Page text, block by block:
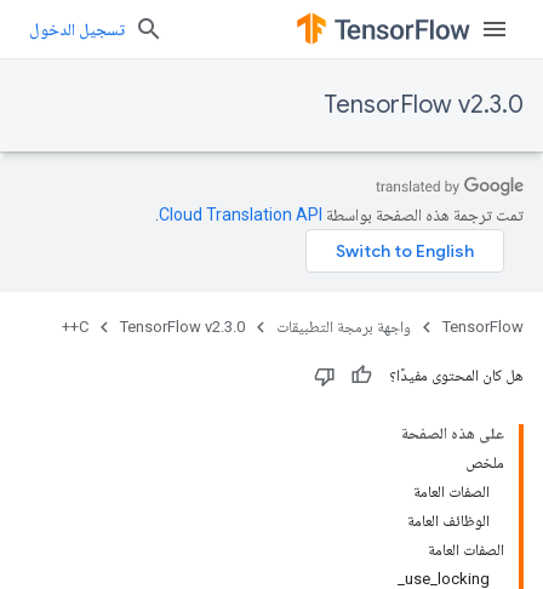
تسجيل الدخول
TensorFlow v2.3.0
تمت ترجمة هذه الصفحة بواسطة Cloud Translation API‏
TensorFlow واجهة برمجة التطبيقات TensorFlow v2.3.0
C++
هل كان المحتوى مفيدًا؟
على هذه الصفحة
ملخص
الصفات العامة
الوظائف العامة
الصفات العامة
use_locking_